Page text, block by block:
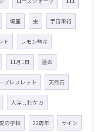
綺麗 虫 宇宙銀行
ト レモン彗星
11月1日 過去
ブレスレット 天然石
人差し指ケガ
愛の学校 22周年 サイン